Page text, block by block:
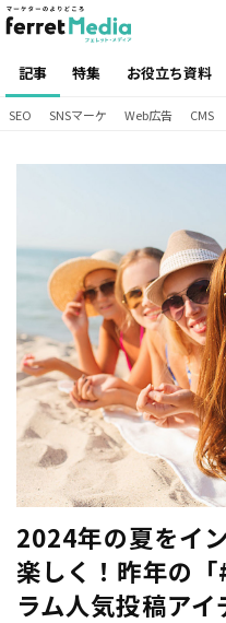
記事 特集 お役立ち資料
SEO SNSマーケ Web広告 CMS
2024年の夏をイ
楽しく！昨年の
ラム人気投稿ア